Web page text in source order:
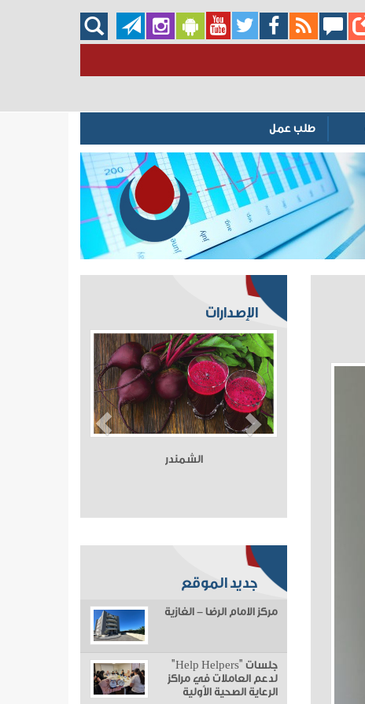
طلب عمل
الإصدارات
الشمندر
جديد الموقع
مركز الامام الرضا - الغازية
جلسات "Help Helpers"
لدعم العاملات في مراكز
الرعاية الصحية الأولية